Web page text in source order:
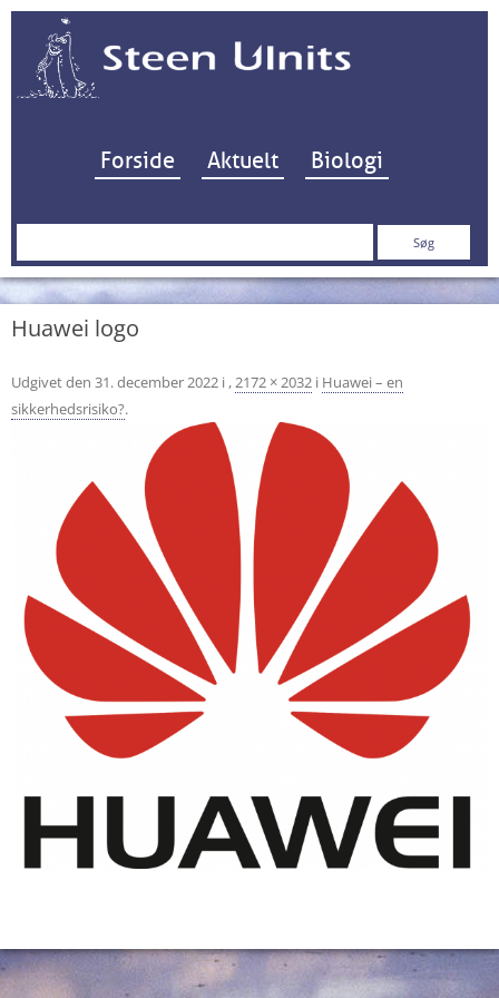
Hop til indhold
Forside Aktuelt Biologi
Søg
Huawei logo
Udgivet den 31. december 2022 i ,2172 × 2032 i Huawei – en
sikkerhedsrisiko?.